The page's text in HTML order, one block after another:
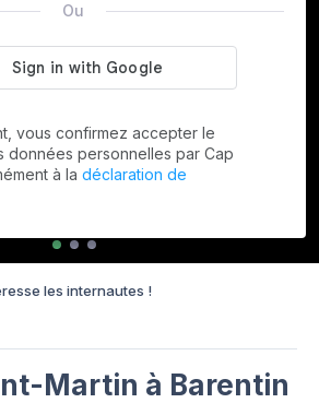
les internautes !
Martin à Barentin
Ou
vous confirmez accepter le
données personnelles par Cap
à la déclaration de